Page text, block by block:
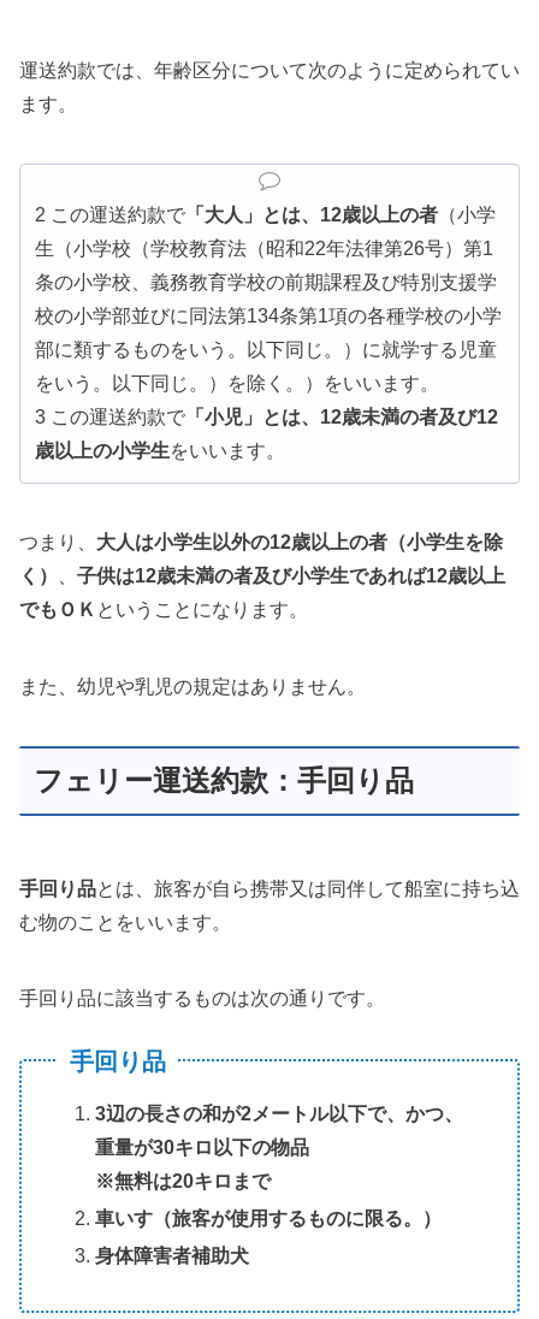
運送約款では、年齢区分について次のように定められてい
ます。
2 この運送約款で 「大人」とは、12歳以上の者 （小学
生（小学校（学校教育法（昭和22年法律第26号）第1
条の小学校、義務教育学校の前期課程及び特別支援学
校の小学部並びに同法第134条第1項の各種学校の小学
部に類するものをいう。以下同じ。）に就学する児童
をいう。以下同じ。）を除く。）をいいます。
3 この運送約款で 「小児」とは、12歳未満の者及び12
歳以上の小学生をいいます。
つまり、 大人は小学生以外の12歳以上の者（小学生を除
く）
子供は12歳未満の者及び小学生であれば12歳以上
でもＯＫ ということになります。
また、幼児や乳児の規定はありません。
フェリー運送約款：手回り品
手回り品とは、旅客が自ら携帯又は同伴して船室に持ち込
む物のことをいいます。
手回り品に該当するものは次の通りです。
手回り品
3辺の長さの和が2メートル以下で、かつ、
重量が30キロ以下の物品
※無料は20キロまで
車いす（旅客が使用するものに限る。）
身体障害者補助犬